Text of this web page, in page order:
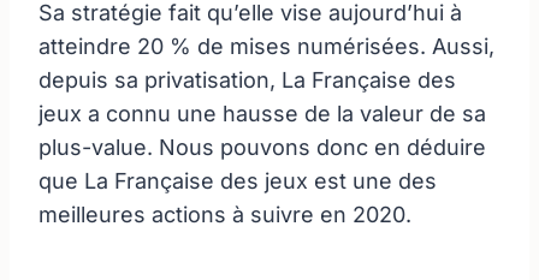
Sa stratégie fait qu’elle vise aujourd’hui à
atteindre 20 % de mises numérisées. Aussi,
depuis sa privatisation, La Française des
jeux a connu une hausse de la valeur de sa
plus-value. Nous pouvons donc en déduire
que La Française des jeux est une des
meilleures actions à suivre en 2020.